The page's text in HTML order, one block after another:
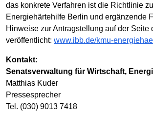
das konkrete Verfahren ist die Richtlinie
Energiehärtehilfe Berlin und ergänzende
Hinweise zur Antragstellung auf der Seite
veröffentlicht: www.ibb.de/kmu-
Kontakt:
Senatsverwaltung für Wirtschaft,
Matthias Kuder
Pressesprecher
Tel. (030) 9013 7418